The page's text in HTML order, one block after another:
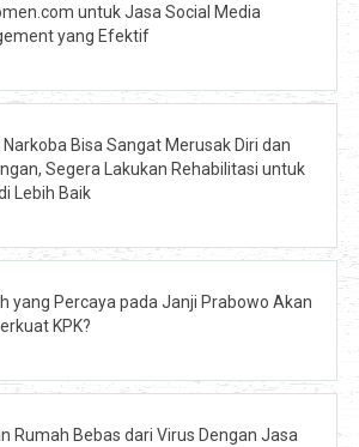
untuk Jasa Social Media
yang Efektif
Bisa Sangat Merusak Diri dan
Segera Lakukan Rehabilitasi untuk
Lebih Baik
yang Percaya pada Janji Prabowo Akan
KPK?
Rumah Bebas dari Virus Dengan Jasa